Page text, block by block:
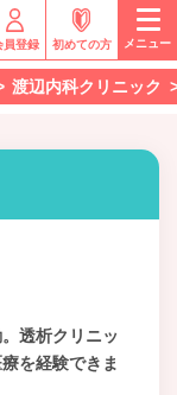
員登録 初めての方 メニュー
渡辺内科クリニック
透析クリニッ
を経験できま